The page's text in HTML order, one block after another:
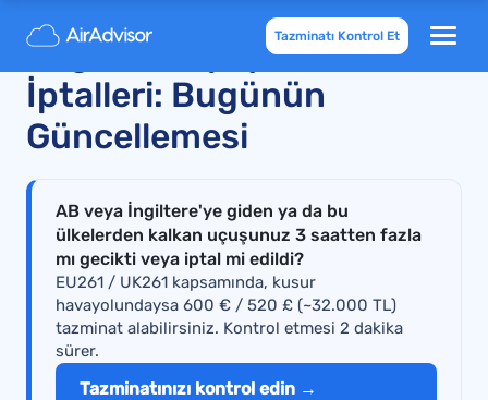
Tazminatı Kontrol Et
Pegasus Uçuş Rötarları ve
İptalleri: Bugünün
Güncellemesi
AB veya İngiltere'ye giden ya da bu
ülkelerden kalkan uçuşunuz 3 saatten fazla
mı gecikti veya iptal mi edildi?
EU261 / UK261 kapsamında, kusur
havayolundaysa 600 € / 520 £ (~32.000 TL)
tazminat alabilirsiniz. Kontrol etmesi 2 dakika
sürer.
Tazminatınızı kontrol edin →